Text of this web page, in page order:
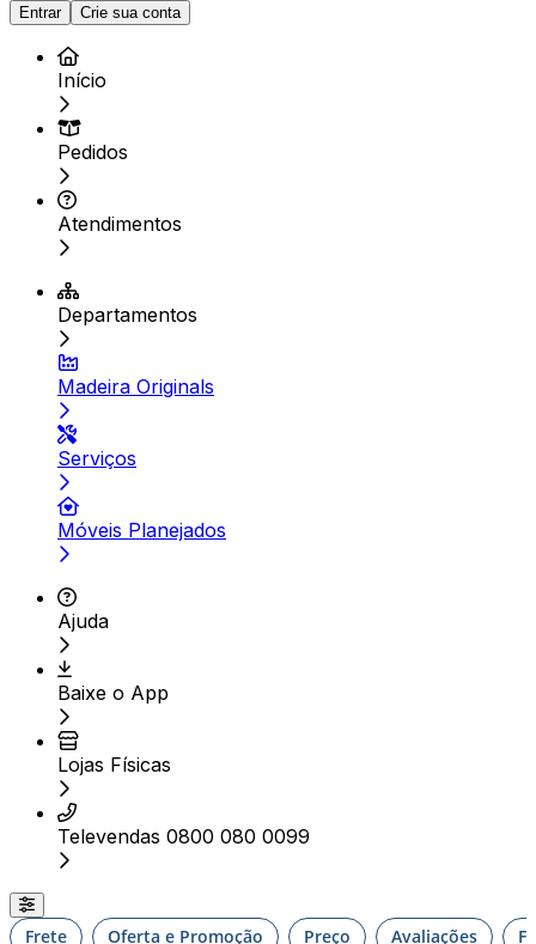
Entrar Crie sua conta
Início
Pedidos
Atendimentos
Departamentos
Madeira Originals
Serviços
Móveis Planejados
Ajuda
Baixe o App
Lojas Físicas
Televendas 0800 080 0099
Frete Oferta e Promoção Preço Avaliações